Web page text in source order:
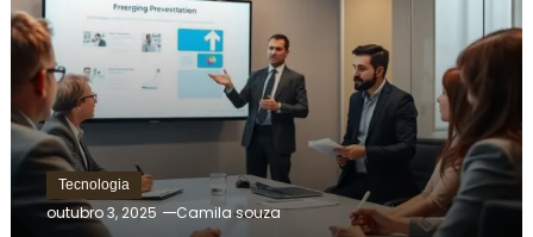
Tecnologia
outubro 3, 2025 Camila souza